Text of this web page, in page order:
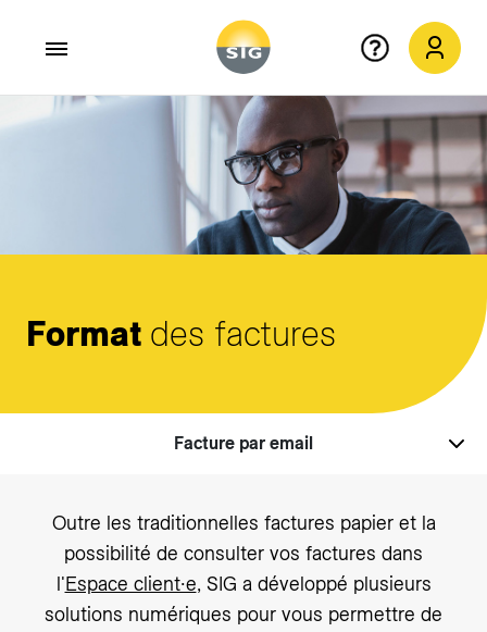
Aller au contenu principal
Format des factures
Facture par email
Outre les traditionnelles factures papier et la
possibilité de consulter vos factures dans
l'Espace client∙e, SIG a développé plusieurs
solutions numériques pour vous permettre de